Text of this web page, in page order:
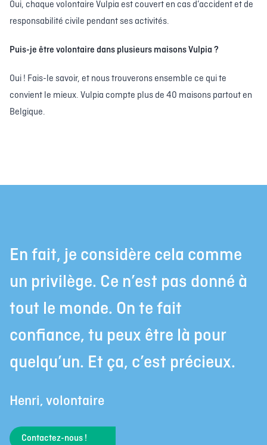
Oui, chaque volontaire Vulpia est couvert en cas d’accident et de
responsabilité civile pendant ses activités.
Puis-je être volontaire dans plusieurs maisons Vulpia ?
Oui ! Fais-le savoir, et nous trouverons ensemble ce qui te
convient le mieux. Vulpia compte plus de 40 maisons partout en
Belgique.
En fait, je considère cela comme
un privilège. Ce n’est pas donné à
tout le monde. On te fait
confiance, tu peux être là pour
quelqu’un. Et ça, c’est précieux.
Henri, volontaire
Contactez-nous !